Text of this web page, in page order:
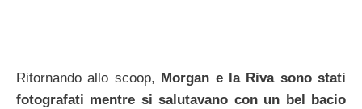
Ritornando allo scoop, Morgan e la Riva sono stati
fotografati mentre si salutavano con un bel bacio